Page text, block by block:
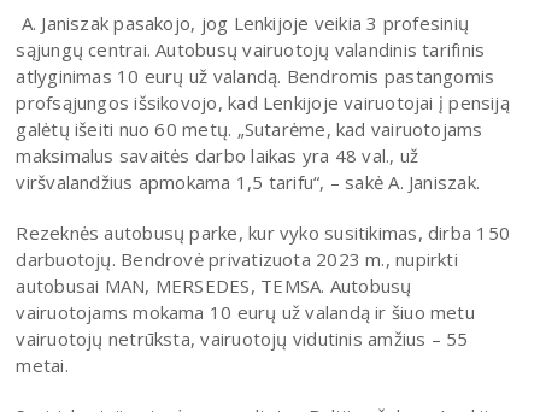
A. Janiszak pasakojo, jog Lenkijoje veikia 3 profesinių
sąjungų centrai. Autobusų vairuotojų valandinis tarifinis
atlyginimas 10 eurų už valandą. Bendromis pastangomis
profsąjungos išsikovojo, kad Lenkijoje vairuotojai į pensiją
galėtų išeiti nuo 60 metų. „Sutarėme, kad vairuotojams
maksimalus savaitės darbo laikas yra 48 val., už
viršvalandžius apmokama 1,5 tarifu“, – sakė A. Janiszak.
Rezeknės autobusų parke, kur vyko susitikimas, dirba 150
darbuotojų. Bendrovė privatizuota 2023 m., nupirkti
autobusai MAN, MERSEDES, TEMSA. Autobusų
vairuotojams mokama 10 eurų už valandą ir šiuo metu
vairuotojų netrūksta, vairuotojų vidutinis amžius – 55
metai.